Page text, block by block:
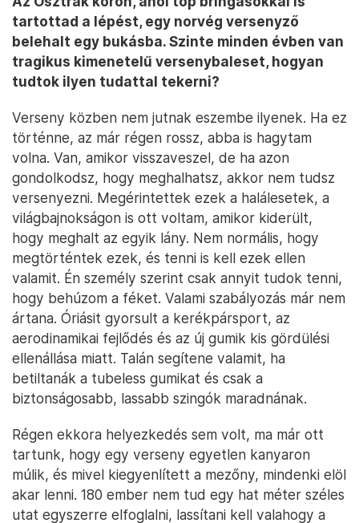
tartottad a lépést, egy norvég versenyző
belehalt egy bukásba. Szinte minden évben van
tragikus kimenetelű versenybaleset, hogyan
tudtok ilyen tudattal tekerni?
Verseny közben nem jutnak eszembe ilyenek. Ha ez
történne, az már régen rossz, abba is hagytam
volna. Van, amikor visszaveszel, de ha azon
gondolkodsz, hogy meghalhatsz, akkor nem tudsz
versenyezni. Megérintettek ezek a halálesetek, a
világbajnokságon is ott voltam, amikor kiderült,
hogy meghalt az egyik lány. Nem normális, hogy
megtörténtek ezek, és tenni is kell ezek ellen
valamit. Én személy szerint csak annyit tudok tenni,
hogy behúzom a féket. Valami szabályozás már nem
ártana. Óriásit gyorsult a kerékpársport, az
aerodinamikai fejlődés és az új gumik kis gördülési
ellenállása miatt. Talán segítene valamit, ha
betiltanák a tubeless gumikat és csak a
biztonságosabb, lassabb szingók maradnának.
Régen ekkora helyezkedés sem volt, ma már ott
tartunk, hogy egy verseny egyetlen kanyaron
múlik, és mivel kiegyenlített a mezőny, mindenki elöl
akar lenni. 180 ember nem tud egy hat méter széles
utat egyszerre elfoglalni, lassítani kell valahogy a